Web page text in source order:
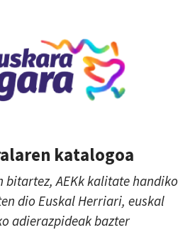
katalogoa
AEKk kalitate handiko
dio Euskal Herriari, euskal
adierazpideak bazter